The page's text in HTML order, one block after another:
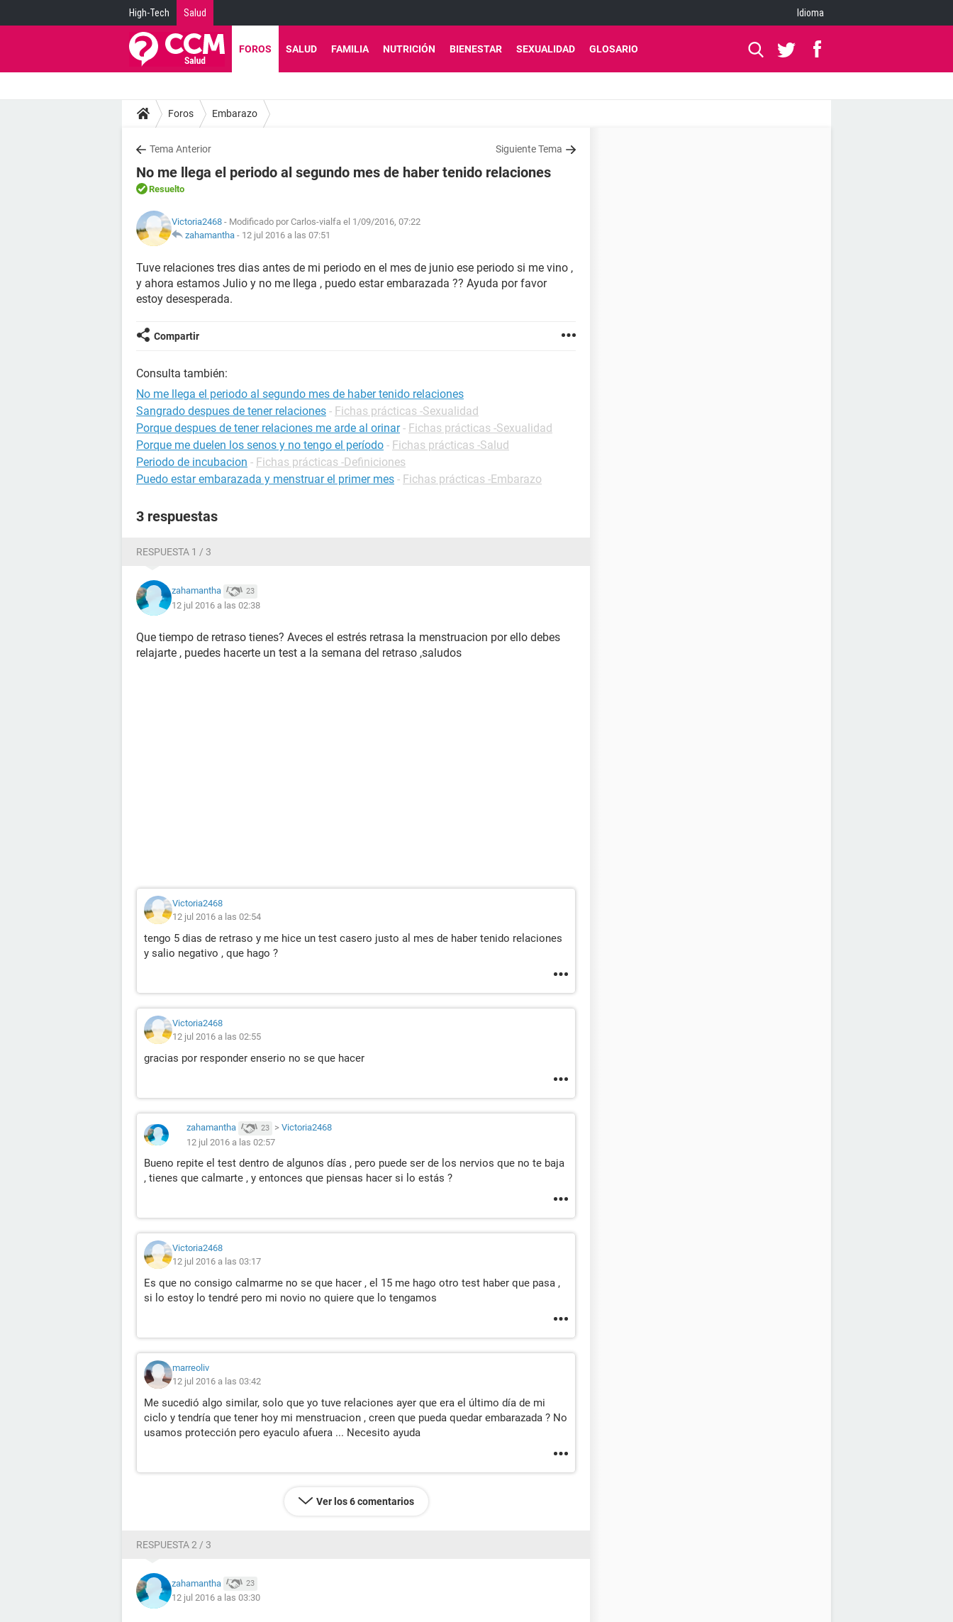
High-Tech Salud Idioma
FOROS SALUD FAMILIA NUTRICIÓN BIENESTAR SEXUALIDAD GLOSARIO
Foros Embarazo
Tema Anterior Siguiente Tema
No me llega el periodo al segundo mes de haber tenido relaciones
Resuelto
Victoria2468 - Modificado por Carlos-vialfa el 1/09/2016, 07:22
zahamantha - 12 jul 2016 a las 07:51
Tuve relaciones tres dias antes de mi periodo en el mes de junio ese periodo si me vino ,
y ahora estamos Julio y no me llega , puedo estar embarazada ?? Ayuda por favor
estoy desesperada.
Compartir
Consulta también:
No me llega el periodo al segundo mes de haber tenido relaciones
Sangrado despues de tener relaciones - Fichas prácticas -Sexualidad
Porque despues de tener relaciones me arde al orinar - Fichas prácticas -Sexualidad
Porque me duelen los senos y no tengo el período - Fichas prácticas -Salud
Periodo de incubacion - Fichas prácticas -Definiciones
Puedo estar embarazada y menstruar el primer mes - Fichas prácticas -Embarazo
3 respuestas
RESPUESTA 1 / 3
zahamantha 23
12 jul 2016 a las 02:38
Que tiempo de retraso tienes? Aveces el estrés retrasa la menstruacion por ello debes
relajarte , puedes hacerte un test a la semana del retraso ,saludos
Victoria2468
12 jul 2016 a las 02:54
tengo 5 dias de retraso y me hice un test casero justo al mes de haber tenido relaciones
y salio negativo , que hago ?
Victoria2468
12 jul 2016 a las 02:55
gracias por responder enserio no se que hacer
zahamantha 23 > Victoria2468
12 jul 2016 a las 02:57
Bueno repite el test dentro de algunos días , pero puede ser de los nervios que no te baja
, tienes que calmarte , y entonces que piensas hacer si lo estás ?
Victoria2468
12 jul 2016 a las 03:17
Es que no consigo calmarme no se que hacer , el 15 me hago otro test haber que pasa ,
si lo estoy lo tendré pero mi novio no quiere que lo tengamos
marreoliv
12 jul 2016 a las 03:42
Me sucedió algo similar, solo que yo tuve relaciones ayer que era el último día de mi
ciclo y tendría que tener hoy mi menstruacion , creen que pueda quedar embarazada ? No
usamos protección pero eyaculo afuera ... Necesito ayuda
Ver los 6 comentarios
RESPUESTA 2 / 3
zahamantha 23
12 jul 2016 a las 03:30